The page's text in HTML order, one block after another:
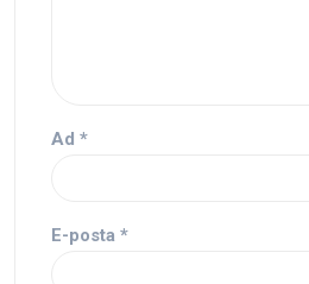
Ad *
E-posta *